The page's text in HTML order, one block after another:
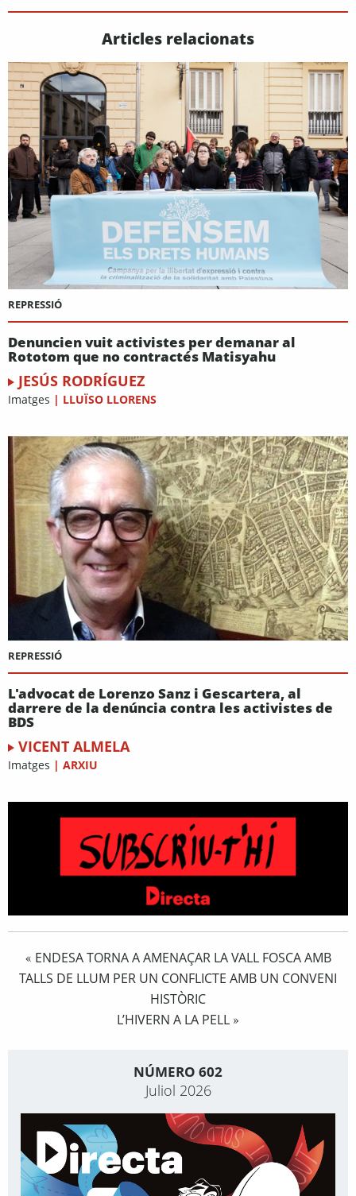
Articles relacionats
REPRESSIÓ
Denuncien vuit activistes per demanar al
Rototom que no contractés Matisyahu
JESÚS RODRÍGUEZ
Imatges | LLUÏSO LLORENS
REPRESSIÓ
L'advocat de Lorenzo Sanz i Gescartera, al
darrere de la denúncia contra les activistes de
BDS
VICENT ALMELA
Imatges | ARXIU
« ENDESA TORNA A AMENAÇAR LA VALL FOSCA AMB
TALLS DE LLUM PER UN CONFLICTE AMB UN CONVENI
HISTÒRIC
L’HIVERN A LA PELL »
NÚMERO 602
Juliol 2026